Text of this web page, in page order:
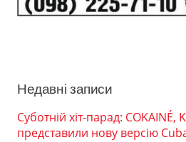
Недавні записи
Суботній хіт-парад: COKAINÉ,
представили нову версію